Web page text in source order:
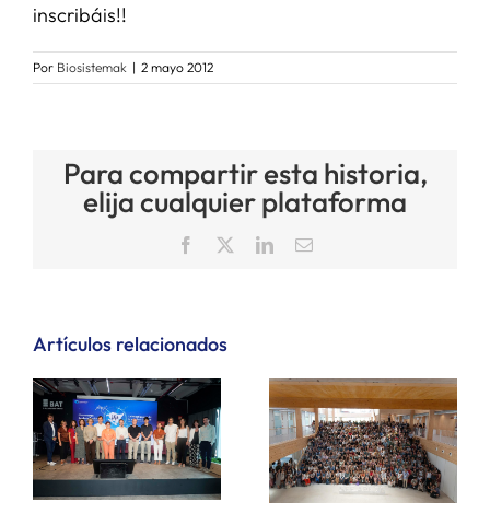
inscribáis!!
Por Biosistemak | 2 mayo 2012
Para compartir esta historia,
elija cualquier plataforma
Facebook LinkedInCorreo
Artículos relacionados